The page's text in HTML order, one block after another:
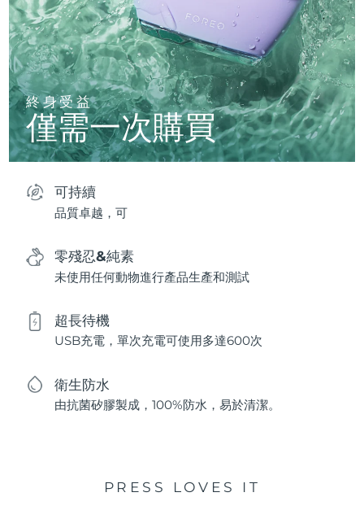
終身受益
僅需一次購買
可持續
品質卓越，可
零殘忍&純素
未使用任何動物進行產品生產和測試
超長待機
USB充電，單次充電可使用多達600次
衛生防水
由抗菌矽膠製成，100%防水，易於清潔。
PRESS LOVES IT